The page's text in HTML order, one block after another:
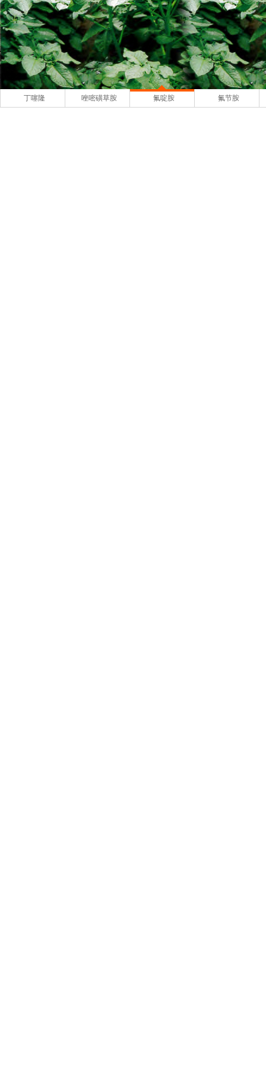
丁噻隆 唑嘧磺草胺 氟啶胺 氟节胺